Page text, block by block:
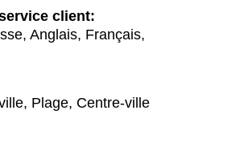
client:
Anglais, Français,
Plage, Centre-ville